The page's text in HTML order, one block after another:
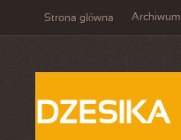
Strona główna Archiwum
DZESIKA